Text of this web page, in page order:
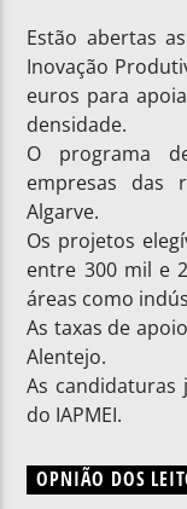
Estão abertas
Inovação
euros para
densidade.
O programa
empresas das
Algarve.
Os projetos
entre 300 mil e
áreas como
As taxas de
Alentejo.
As
do IAPMEI.
OPNIÃO DOS